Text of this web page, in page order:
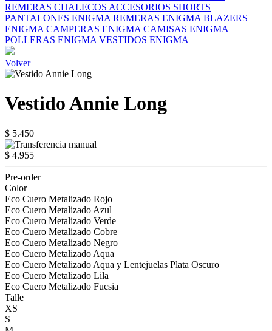
REMERAS CHALECOS ACCESORIOS SHORTS
PANTALONES ENIGMA REMERAS ENIGMA BLAZERS
ENIGMA CAMPERAS ENIGMA CAMISAS ENIGMA
POLLERAS ENIGMA VESTIDOS ENIGMA
Volver
Vestido Annie Long
$ 5.450
$ 4.955
Pre-order
Color
Eco Cuero Metalizado Rojo
Eco Cuero Metalizado Azul
Eco Cuero Metalizado Verde
Eco Cuero Metalizado Cobre
Eco Cuero Metalizado Negro
Eco Cuero Metalizado Aqua
Eco Cuero Metalizado Aqua y Lentejuelas Plata Oscuro
Eco Cuero Metalizado Lila
Eco Cuero Metalizado Fucsia
Talle
XS
S